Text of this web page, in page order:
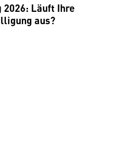
Läuft Ihre
aus?